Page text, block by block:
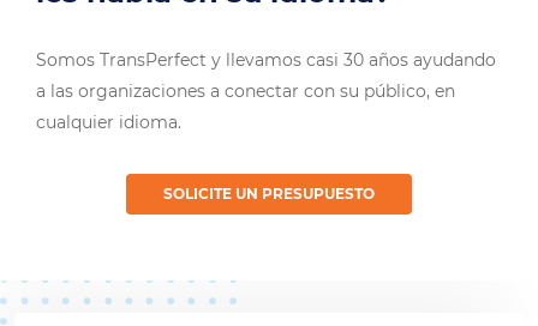
Somos TransPerfect y llevamos casi 30 años ayudando
a las organizaciones a conectar con su público, en
cualquier idioma.
SOLICITE UN PRESUPUESTO